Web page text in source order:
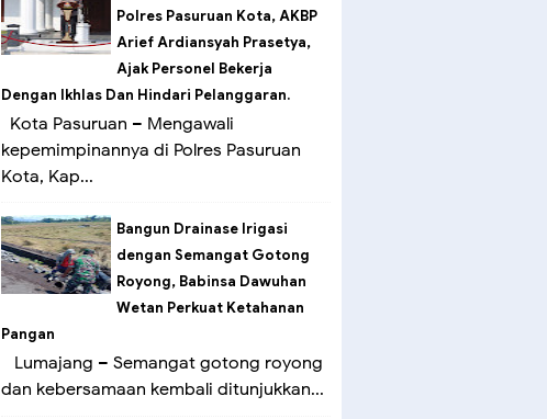
Polres Pasuruan Kota, AKBP
Arief Ardiansyah Prasetya,
Ajak Personel Bekerja
Dengan Ikhlas Dan Hindari Pelanggaran.
Kota Pasuruan – Mengawali
kepemimpinannya di Polres Pasuruan
Kota, Kap...
Bangun Drainase Irigasi
dengan Semangat Gotong
Royong, Babinsa Dawuhan
Wetan Perkuat Ketahanan
Pangan
Lumajang – Semangat gotong royong
dan kebersamaan kembali ditunjukkan...